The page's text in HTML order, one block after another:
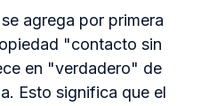
agrega por primera
"contacto sin
en "verdadero" de
Esto significa que el